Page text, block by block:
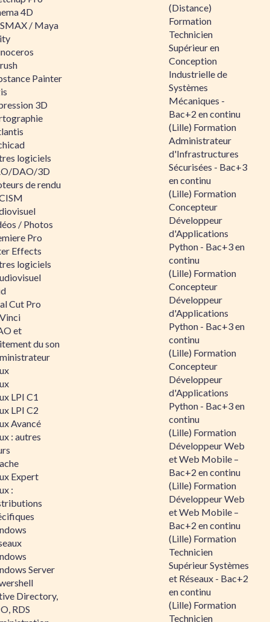
4D
/ Maya
Painter
3D
logiciels
DAO/3D
de rendu
/ Photos
Pro
Effects
logiciels
Cut Pro
et
du son
LPI C1
LPI C2
Avancé
: autres
Expert
:
Server
Directory,
RDS
(Distance)
Formation
Technicien
Supérieur en
Conception
Industrielle de
Systèmes
Mécaniques -
Bac+2 en continu
(Lille) Formation
Administrateur
d'Infrastructures
Sécurisées - Bac+3
en continu
(Lille) Formation
Concepteur
Développeur
d'Applications
Python - Bac+3 en
continu
(Lille) Formation
Concepteur
Développeur
d'Applications
Python - Bac+3 en
continu
(Lille) Formation
Concepteur
Développeur
d'Applications
Python - Bac+3 en
continu
(Lille) Formation
Développeur Web
et Web Mobile –
Bac+2 en continu
(Lille) Formation
Développeur Web
et Web Mobile –
Bac+2 en continu
(Lille) Formation
Technicien
Supérieur Systèmes
et Réseaux - Bac+2
en continu
(Lille) Formation
Technicien